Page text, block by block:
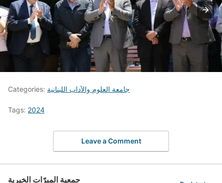
Categories: جامعة العلوم والآداب اللبنانية
Tags: 2024
Leave a Comment
جمعية المبرّات الخيرية